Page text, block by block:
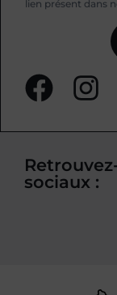
lien présent dans
sociaux :